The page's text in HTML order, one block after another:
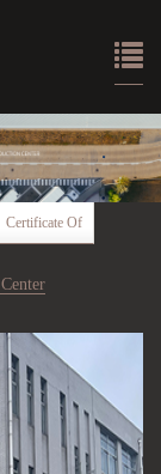
Certificate Of